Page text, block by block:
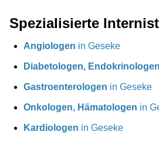
Spezialisierte
Angiologen in Geseke
Diabetologen, Endokrinologen
Gastroenterologen in Geseke
Onkologen, Hämatologen in
Kardiologen in Geseke